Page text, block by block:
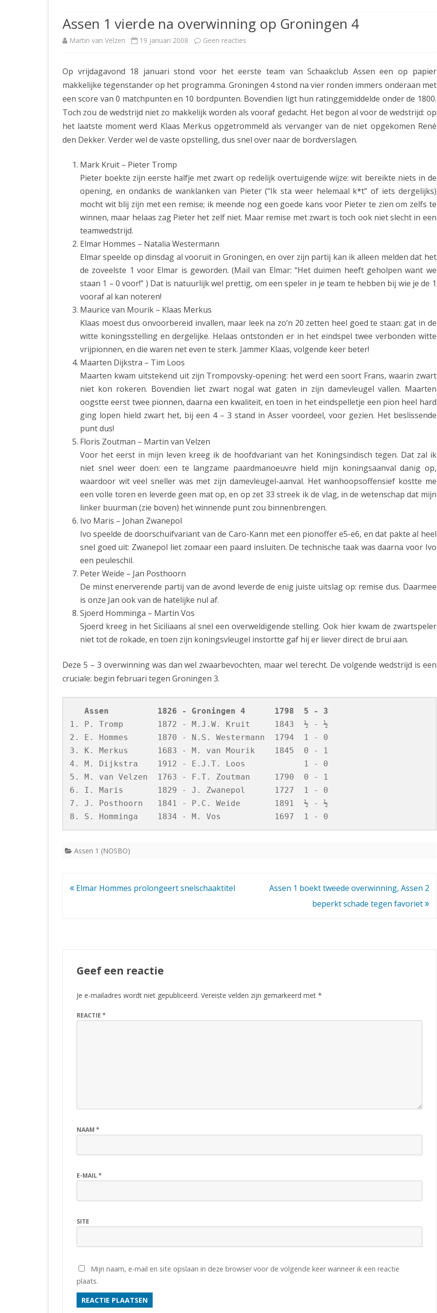
2025-2026
KNSB-RATINGLIJST
SNELSCHAAKKAMPIOENSCHAP
JEUGD 2025-2026
SPEELSCHEMA JEUGD
KNSB-JEUGDRATINGLIJST
NEDERLANDSE
ERELIJST JEUGD
NOSBO-COMPETITIE
JUBILEUMVIERKAMPEN UITSLAGENNOSBO-COMPETITIE 2025-2026
INTERNE COMPETITIES
Assen 1 vierde na overwinning op Groningen 4
Martin van Velzen 19 januari 2008 Geen reacties
A
s
e
n
v
i
e
n
e
w
i
n
n
g
o
G
n
g
Op vrijdagavond 18 januari stond voor het eerste team van Schaakclub Assen een op papier
makkelijke tegenstander op het programma. Groningen 4 stond na vier ronden immers onderaan met
een score van 0 matchpunten en 10 bordpunten. Bovendien ligt hun ratinggemiddelde onder de 1800.
Toch zou de wedstrijd niet zo makkelijk worden als vooraf gedacht. Het begon al voor de wedstrijd: op
het laatste moment werd Klaas Merkus opgetrommeld als vervanger van de niet opgekomen René
den Dekker. Verder wel de vaste opstelling, dus snel over naar de bordverslagen.
Mark Kruit – Pieter Tromp
Pieter boekte zijn eerste halfje met zwart op redelijk overtuigende wijze: wit bereikte niets in de
opening, en ondanks de wanklanken van Pieter (“Ik sta weer helemaal k*t” of iets dergelijks)
mocht wit blij zijn met een remise; ik meende nog een goede kans voor Pieter te zien om zelfs te
winnen, maar helaas zag Pieter het zelf niet. Maar remise met zwart is toch ook niet slecht in een
teamwedstrijd.
Elmar Hommes – Natalia Westermann
Elmar speelde op dinsdag al vooruit in Groningen, en over zijn partij kan ik alleen melden dat het
de zoveelste 1 voor Elmar is geworden. (Mail van Elmar: “Het duimen heeft geholpen want we
staan 1 – 0 voor!” ) Dat is natuurlijk wel prettig, om een speler in je team te hebben bij wie je de 1
vooraf al kan noteren!
Maurice van Mourik – Klaas Merkus
Klaas moest dus onvoorbereid invallen, maar leek na zo’n 20 zetten heel goed te staan: gat in de
witte koningsstelling en dergelijke. Helaas ontstonden er in het eindspel twee verbonden witte
vrijpionnen, en die waren net even te sterk. Jammer Klaas, volgende keer beter!
Maarten Dijkstra – Tim Loos
Maarten kwam uitstekend uit zijn Trompovsky-opening: het werd een soort Frans, waarin zwart
niet kon rokeren. Bovendien liet zwart nogal wat gaten in zijn damevleugel vallen. Maarten
oogstte eerst twee pionnen, daarna een kwaliteit, en toen in het eindspelletje een pion heel hard
ging lopen hield zwart het, bij een 4 – 3 stand in Asser voordeel, voor gezien. Het beslissende
punt dus!
Floris Zoutman – Martin van Velzen
Voor het eerst in mijn leven kreeg ik de hoofdvariant van het Koningsindisch tegen. Dat zal ik
niet snel weer doen: een te langzame paardmanoeuvre hield mijn koningsaanval danig op,
waardoor wit veel sneller was met zijn damevleugel-aanval. Het wanhoopsoffensief kostte me
een volle toren en leverde geen mat op, en op zet 33 streek ik de vlag, in de wetenschap dat mijn
linker buurman (zie boven) het winnende punt zou binnenbrengen.
Ivo Maris – Johan Zwanepol
Ivo speelde de doorschuifvariant van de Caro-Kann met een pionoffer e5-e6, en dat pakte al heel
snel goed uit: Zwanepol liet zomaar een paard insluiten. De technische taak was daarna voor Ivo
een peuleschil.
Peter Weide – Jan Posthoorn
De minst enerverende partij van de avond leverde de enig juiste uitslag op: remise dus. Daarmee
is onze Jan ook van de hatelijke nul af.
Sjoerd Homminga – Martin Vos
Sjoerd kreeg in het Siciliaans al snel een overweldigende stelling. Ook hier kwam de zwartspeler
niet tot de rokade, en toen zijn koningsvleugel instortte gaf hij er liever direct de brui aan.
Deze 5 – 3 overwinning was dan wel zwaarbevochten, maar wel terecht. De volgende wedstrijd is een
cruciale: begin februari tegen Groningen 3.
   Assen          1826 - Groningen 4      1798  5 - 3
1. P. Tromp       1872 - M.J.W. Kruit     1843  ½ - ½
2. E. Hommes      1870 - N.S. Westermann  1794  1 - 0
3. K. Merkus      1683 - M. van Mourik    1845  0 - 1
4. M. Dijkstra    1912 - E.J.T. Loos            1 - 0
5. M. van Velzen  1763 - F.T. Zoutman     1790  0 - 1
6. I. Maris       1829 - J. Zwanepol      1727  1 - 0
7. J. Posthoorn   1841 - P.C. Weide       1891  ½ - ½
Assen 1 (NOSBO)
Bericht
Elmar Hommes prolongeert snelschaaktitel
Assen 1 boekt tweede overwinning, Assen 2
beperkt schade tegen favoriet
Geef een reactie
Je e-mailadres wordt niet gepubliceerd. Vereiste velden zijn gemarkeerd met *
REACTIE *
NAAM *
E-MAIL*
SITE
Mijn naam, e-mail en site opslaan in deze browser voor de volgende keer wanneer ik een reactie
plaats.